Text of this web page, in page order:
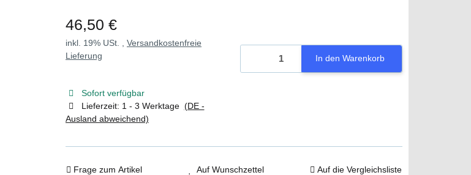
46,50 €
inkl. 19% USt. , Versandkostenfreie
Lieferung
Sofort verfügbar
Lieferzeit: 1 - 3 Werktage (DE -
Ausland abweichend)
In den Warenkorb
Frage zum Artikel Auf Wunschzettel Auf die Vergleichsliste